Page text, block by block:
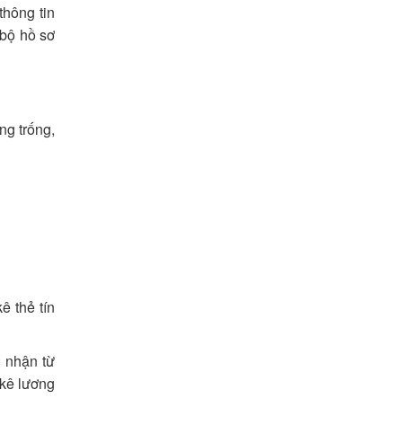
tin
hồ sơ
trống,
thẻ tín
nhận từ
lương